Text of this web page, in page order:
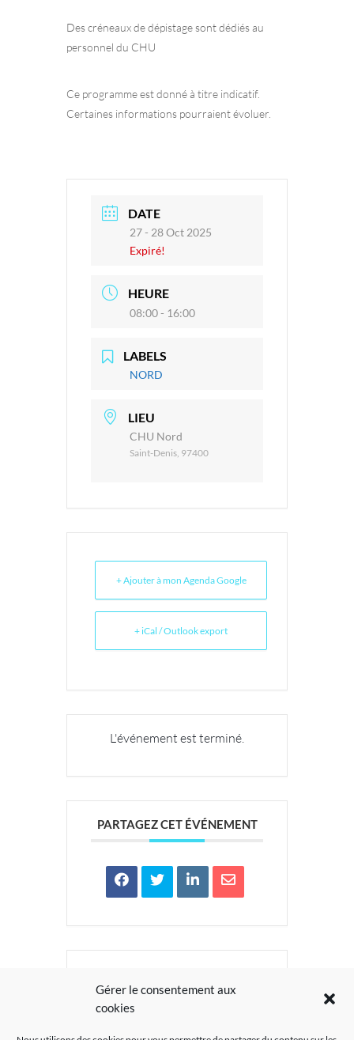
Gérer le consentement aux
cookies
Des créneaux de dépistage sont dédiés au
personnel du CHU
Ce programme est donné à titre indicatif.
Certaines informations pourraient évoluer.
DATE
27 - 28 Oct 2025
Expiré!
HEURE
08:00 - 16:00
LABELS
NORD
LIEU
CHU Nord
Saint-Denis, 97400
+ Ajouter à mon Agenda Google
+ iCal / Outlook export
L'événement est terminé.
PARTAGEZ CET ÉVÉNEMENT